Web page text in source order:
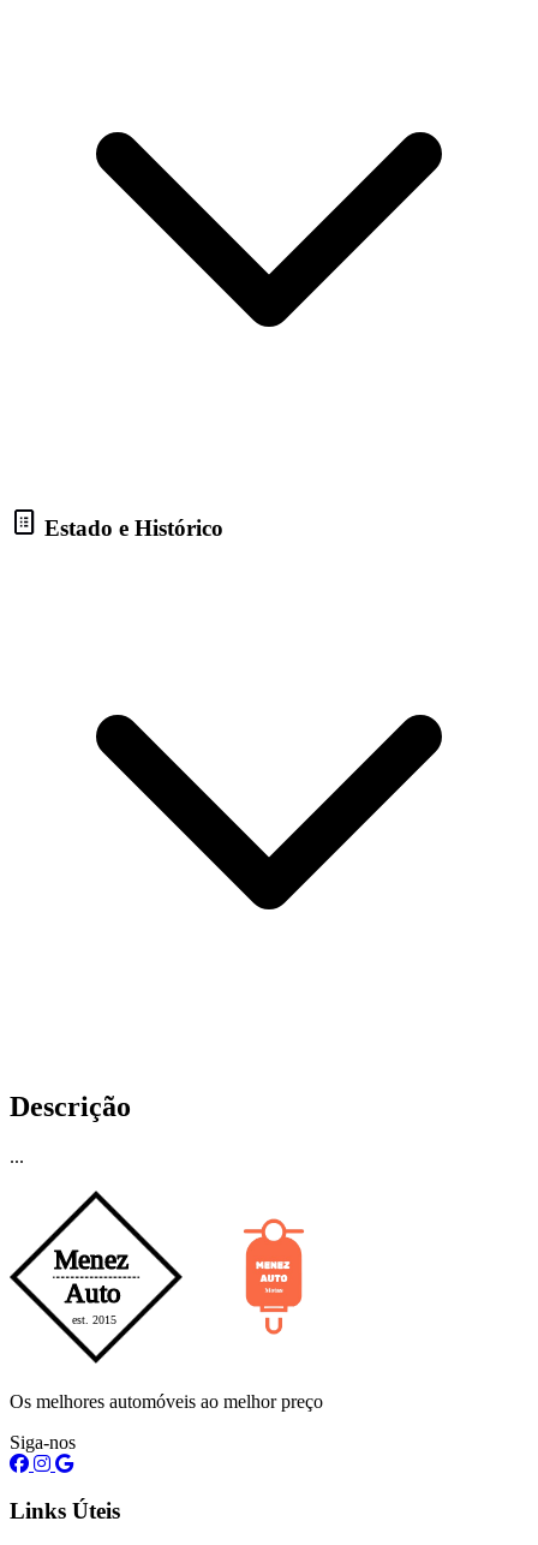
Estado e Histórico
Descrição
...
Os melhores automóveis ao melhor preço
Siga-nos
Links Úteis